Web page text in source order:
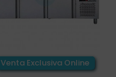
Venta Exclusiva Online